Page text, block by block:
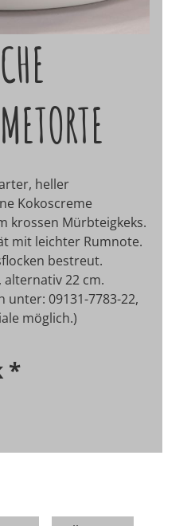
heller
Kokoscreme
krossen Mürbteigkeks.
mit leichter Rumnote.
bestreut.
22 cm.
unter: 09131-7783-22,
möglich.)
*